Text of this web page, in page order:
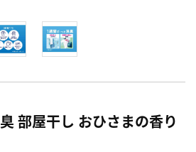
部屋干し おひさまの香り